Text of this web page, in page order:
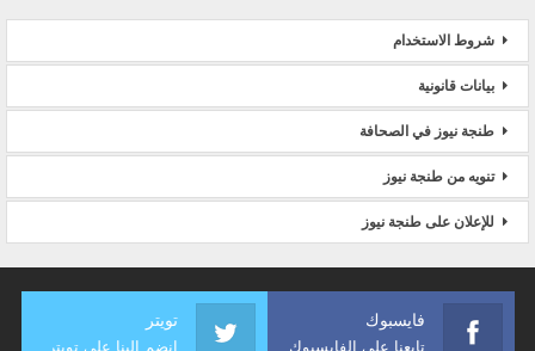
شروط الاستخدام
بيانات قانونية
طنجة نيوز في الصحافة
تنويه من طنجة نيوز
للإعلان على طنجة نيوز
فايسبوك
تابعنا على الفايسبوك
تويتر
انضم إلينا على تويتر